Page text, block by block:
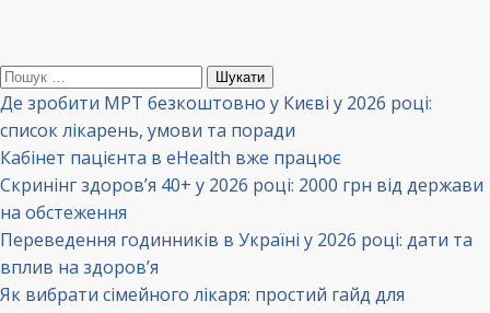
Пошук:
Де зробити МРТ безкоштовно у Києві у 2026 році:
список лікарень, умови та поради
Кабінет пацієнта в eHealth вже працює
Скринінг здоров’я 40+ у 2026 році: 2000 грн від держави
на обстеження
Переведення годинників в Україні у 2026 році: дати та
вплив на здоров’я
Як вибрати сімейного лікаря: простий гайд для